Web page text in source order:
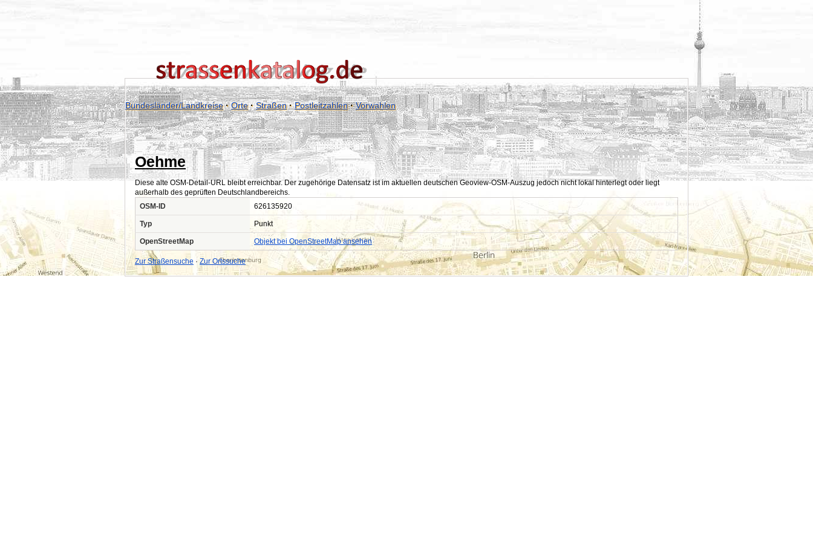
Bundesländer/Landkreise·Orte·Straßen·Postleitzahlen·Vorwahlen
Oehme
Diese alte OSM-Detail-URL bleibt erreichbar. Der zugehörige Datensatz ist im aktuellen deutschen Geoview-OSM-Auszug jedoch nicht lokal hinterlegt oder liegt
außerhalb des geprüften Deutschlandbereichs.
OSM-ID
626135920
Typ Punkt
OpenStreetMap Objekt bei OpenStreetMap ansehen
Zur Straßensuche · Zur Ortssuche